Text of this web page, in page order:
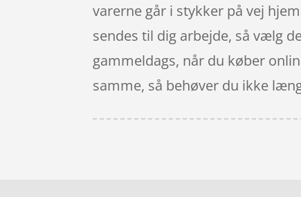
varerne går i stykker på vej
sendes til dig arbejde, så vælg
gammeldags, når du køber
samme, så behøver du ikke